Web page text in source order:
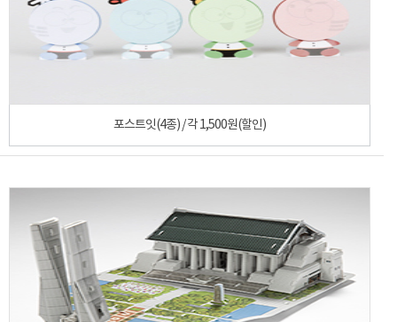
포스트잇(4종) / 각 1,500원(할인)